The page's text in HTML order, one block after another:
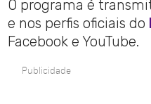
O programa é
e nos perfis oficiais do
Facebook e YouTube.
Publicidade